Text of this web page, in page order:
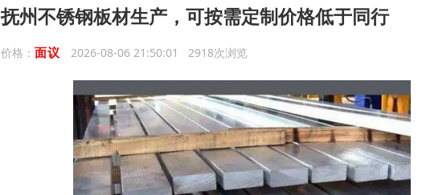
抚州不锈钢板材生产，可按需定制价格低于同行
价格： 面议 2026-08-06 21:50:01 2918次浏览